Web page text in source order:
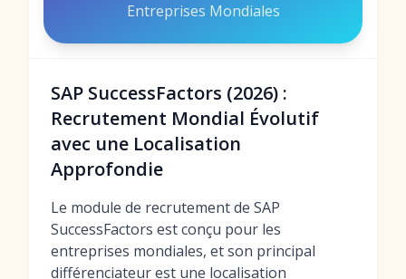
Entreprises Mondiales
SAP SuccessFactors (2026) :
Recrutement Mondial Évolutif
avec une Localisation
Approfondie
Le module de recrutement de SAP
SuccessFactors est conçu pour les
entreprises mondiales, et son principal
différenciateur est une localisation